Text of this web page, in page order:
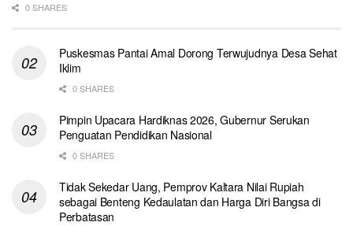
0 SHARES
Puskesmas Pantai Amal Dorong Terwujudnya Desa Sehat
Iklim
0 SHARES
Pimpin Upacara Hardiknas 2026, Gubernur Serukan
Penguatan Pendidikan Nasional
0 SHARES
Tidak Sekedar Uang, Pemprov Kaltara Nilai Rupiah
sebagai Benteng Kedaulatan dan Harga Diri Bangsa di
Perbatasan